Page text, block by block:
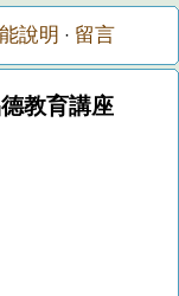
說明 · 留言
教育講座